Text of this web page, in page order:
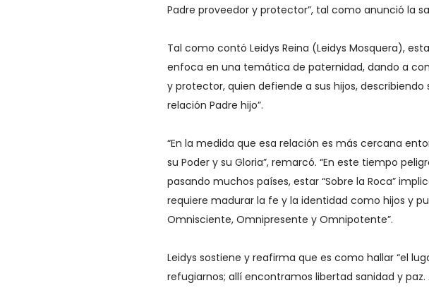
Padre proveedor y protector”, tal como anunció la
Tal como contó Leidys Reina (Leidys Mosquera),
enfoca en una temática de paternidad, dando a
y protector, quien defiende a sus hijos,
relación Padre hijo”.
“En la medida que esa relación es más cercana
su Poder y su Gloria”, remarcó. “En este tiempo
pasando muchos países, estar “Sobre la Roca”
requiere madurar la fe y la identidad como hijos y
Omnisciente, Omnipresente y Omnipotente”.
Leidys sostiene y reafirma que es como hallar “el
refugiarnos; allí encontramos libertad sanidad y paz.